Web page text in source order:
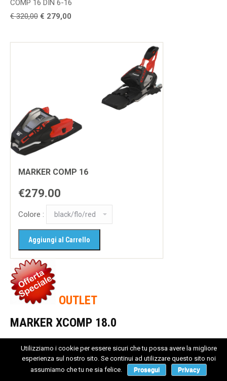
COMP 16 DIN 6-16
€ 320,00 € 279,00
MARKER COMP 16
€279.00
Colore :
OUTLET
MARKER XCOMP 18.0
€ 380,00€ 219,00
Utilizziamo i cookie per essere sicuri che tu possa avere la migliore
esperienza sul nostro sito. Se continui ad utilizzare questo sito noi
assumiamo che tu ne sia felice.
Prosegui Privacy